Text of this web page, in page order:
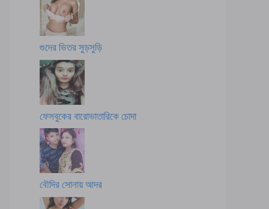
গুদের ভিতর সুড়সুড়ি
ফেসবুকের বারোভাতারিকে চোদা
বৌদির সোনায় আদর